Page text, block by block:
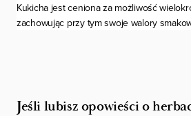
Kukicha jest ceniona za możliwość
zachowując przy tym swoje walory
Jeśli lubisz opowieści o